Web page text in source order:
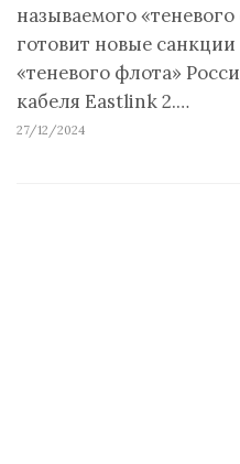
называемого
готовит новые
«теневого флота»
кабеля Eastlink 2.…
27/12/2024